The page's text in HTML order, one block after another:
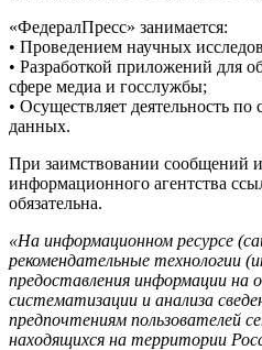
«ФедералПресс» занимается:
• Проведением научных
• Разработкой приложений для
сфере медиа и госслужбы;
• Осуществляет деятельность
данных.
При заимствовании сообщений
информационного агентства
обязательна.
«На информационном ресурсе
рекомендательные технологии
предоставления информации на
систематизации и анализа
предпочтениям пользователей
находящихся на территории